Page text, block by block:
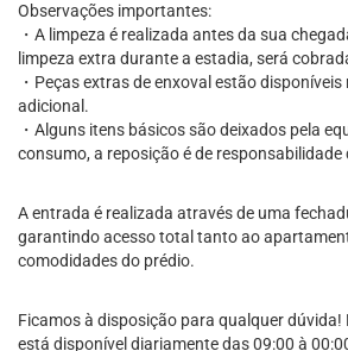
Observações importantes:
・A limpeza é realizada antes da sua
limpeza extra durante a estadia, será
・Peças extras de enxoval estão
adicional.
・Alguns itens básicos são deixados pela
consumo, a reposição é de responsabilidade
A entrada é realizada através de uma
garantindo acesso total tanto ao
comodidades do prédio.
Ficamos à disposição para qualquer
está disponível diariamente das 09:00 à